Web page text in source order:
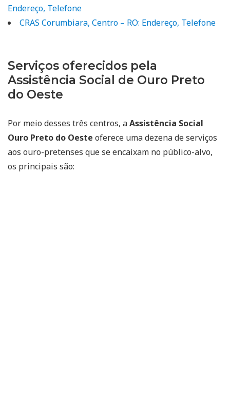
Endereço, Telefone
CRAS Corumbiara, Centro – RO: Endereço, Telefone
Serviços oferecidos pela
Assistência Social de Ouro Preto
do Oeste
Por meio desses três centros, aAssistência Social
Ouro Preto do Oeste oferece uma dezena de serviços
aos ouro-pretenses que se encaixam no público-alvo,
os principais são: